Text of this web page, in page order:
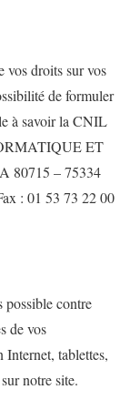
vos droits sur vos
de formuler
à savoir la CNIL
ET
80715 – 75334
: 01 53 73 22 00
possible contre
de vos
tablettes,
notre site.